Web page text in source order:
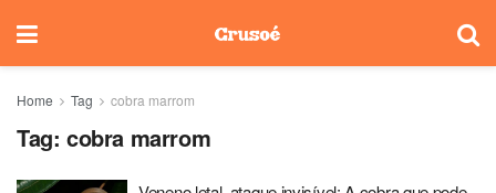
Home Tag cobra marrom
Tag: cobra marrom